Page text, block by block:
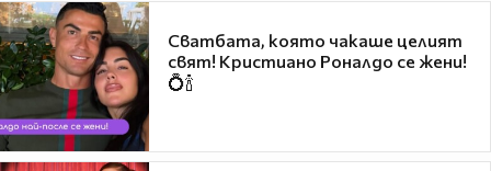
Сватбата, която чакаше целият
свят! Кристиано Роналдо се жени!
💍🍾